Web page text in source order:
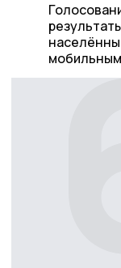
мобильным